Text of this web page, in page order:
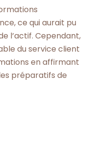
ce qui aurait pu
l’actif. Cependant,
du service client
en affirmant
préparatifs de